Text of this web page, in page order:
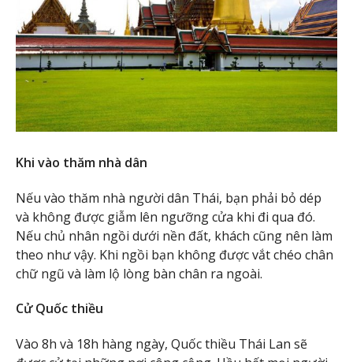
Khi vào thăm nhà dân
Nếu vào thăm nhà người dân Thái, bạn phải bỏ dép
và không được giẫm lên ngưỡng cửa khi đi qua đó.
Nếu chủ nhân ngồi dưới nền đất, khách cũng nên làm
theo như vậy. Khi ngồi bạn không được vắt chéo chân
chữ ngũ và làm lộ lòng bàn chân ra ngoài.
Cử Quốc thiều
Vào 8h và 18h hàng ngày, Quốc thiều Thái Lan sẽ